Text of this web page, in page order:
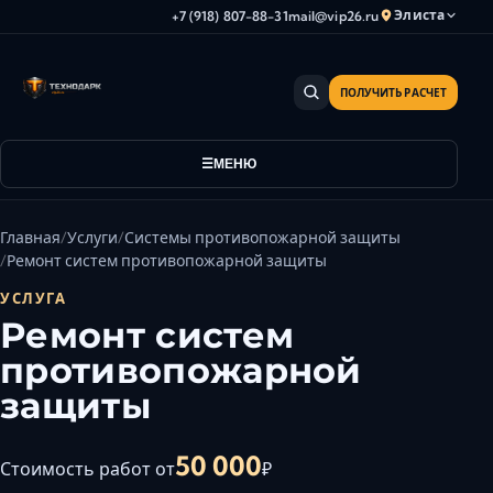
+7 (918) 807-88-31mail@vip26.ru Элиста
Анапа
Владикавказ
МЕНЮ
ПОЛУЧИТЬ РАСЧЕТ
Главная Услуги Системы противопожарной защиты
Ремонт систем противопожарной защиты
УСЛУГА
Ремонт систем
противопожарной
защиты
Стоимость работ от50 000₽